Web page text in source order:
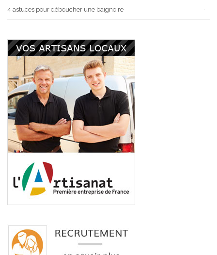
4 astuces pour déboucher une baignoire